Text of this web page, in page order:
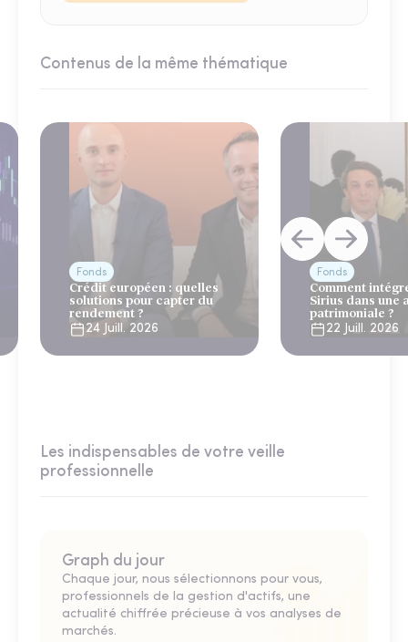
Contenus de la même thématique
Fonds
Crédit européen : quelles
solutions pour capter du
rendement ?
24 Juill. 2026
Fonds
Comment
Sirius dans une
patrimoniale ?
22 Juill. 2026
Les indispensables de votre veille
professionnelle
Graph du jour
Chaque jour, nous sélectionnons pour vous,
professionnels de la gestion d'actifs, une
actualité chiffrée précieuse à vos analyses de
marchés.